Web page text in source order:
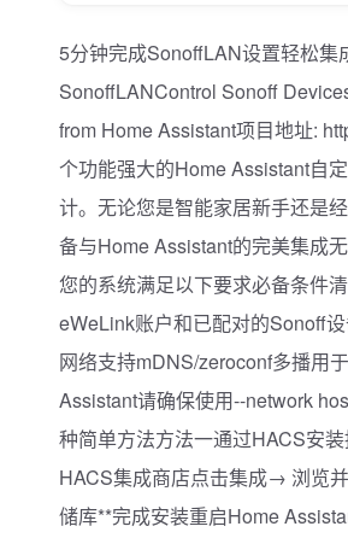
5分钟完成SonoffLAN设置轻松集
SonoffLANControl Sonoff
from Home Assistant项目地址:
个功能强大的Home Assistant自
计。无论您是智能家居新手还是
备与Home Assistant的完美集成
您的系统满足以下要求必备条件
eWeLink账户和已配对的Sonoff
网络支持mDNS/zeroconf多播用
Assistant请确保使用--network
种简单方法方法一通过HACS安
HACS集成商店点击集成→ 浏览
储库**完成安装重启Home